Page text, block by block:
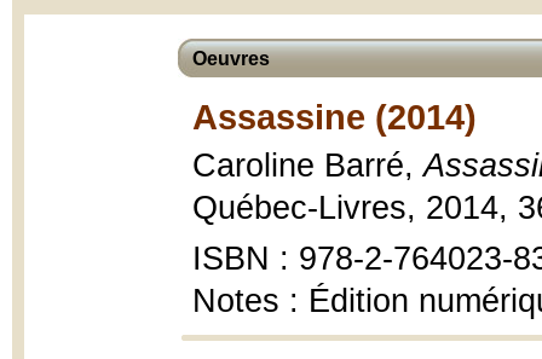
Oeuvres
Assassine (2014)
Caroline Barré,
Québec-Livres, 2014,
ISBN : 978-2-764023-
Notes : Édition